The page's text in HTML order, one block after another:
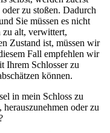
zu stoßen. Dadurch
Sie müssen es nicht
zu alt, verwittert,
Zustand ist, müssen wir
Fall empfehlen wir
Ihrem Schlosser zu
können.
in mein Schloss zu
oder zu